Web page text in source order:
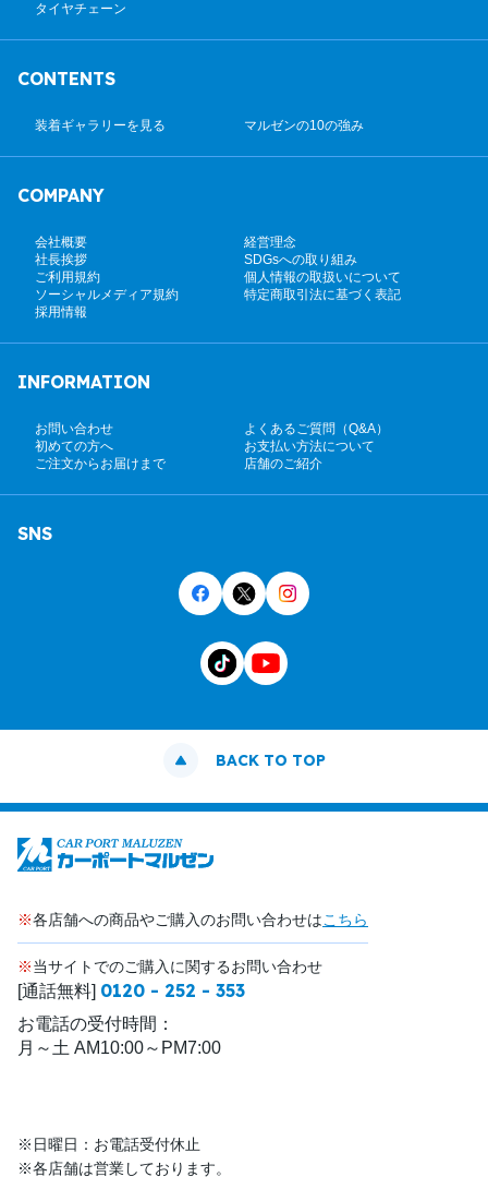
タイヤチェーン
CONTENTS
装着ギャラリーを見る マルゼンの10の強み
COMPANY
会社概要
経営理念
社長挨拶
SDGsへの取り組み
ご利用規約
個人情報の取扱いについて
ソーシャルメディア規約
特定商取引法に基づく表記
採用情報
INFORMATION
お問い合わせ
よくあるご質問（Q&A）
初めての方へ
お支払い方法について
ご注文からお届けまで
店舗のご紹介
SNS
BACK TO TOP
※各店舗への商品やご購入のお問い合わせはこちら
※当サイトでのご購入に関するお問い合わせ
[通話無料] 0120 - 252 - 353
お電話の受付時間：
月～土 AM10:00～PM7:00
※日曜日：お電話受付休止
※各店舗は営業しております。